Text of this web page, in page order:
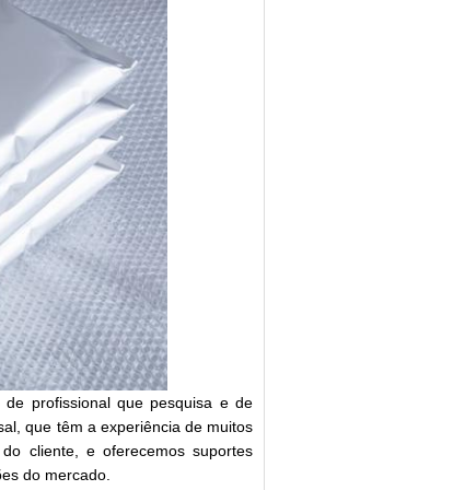
profissional que pesquisa e de
que têm a experiência de muitos
cliente, e oferecemos suportes
do mercado.